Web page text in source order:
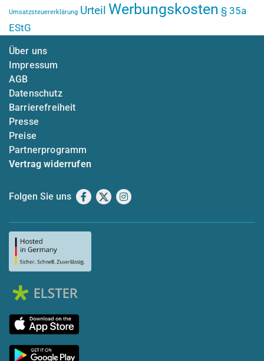
Umsatzsteuererklärung Urteil Werbungskosten § 35a
EStG
Über uns
Impressum
AGB
Datenschutz
Barrierefreiheit
Presse
Preise
Partnerprogramm
Vertrag widerrufen
Folgen Sie uns Facebook
X Instagram